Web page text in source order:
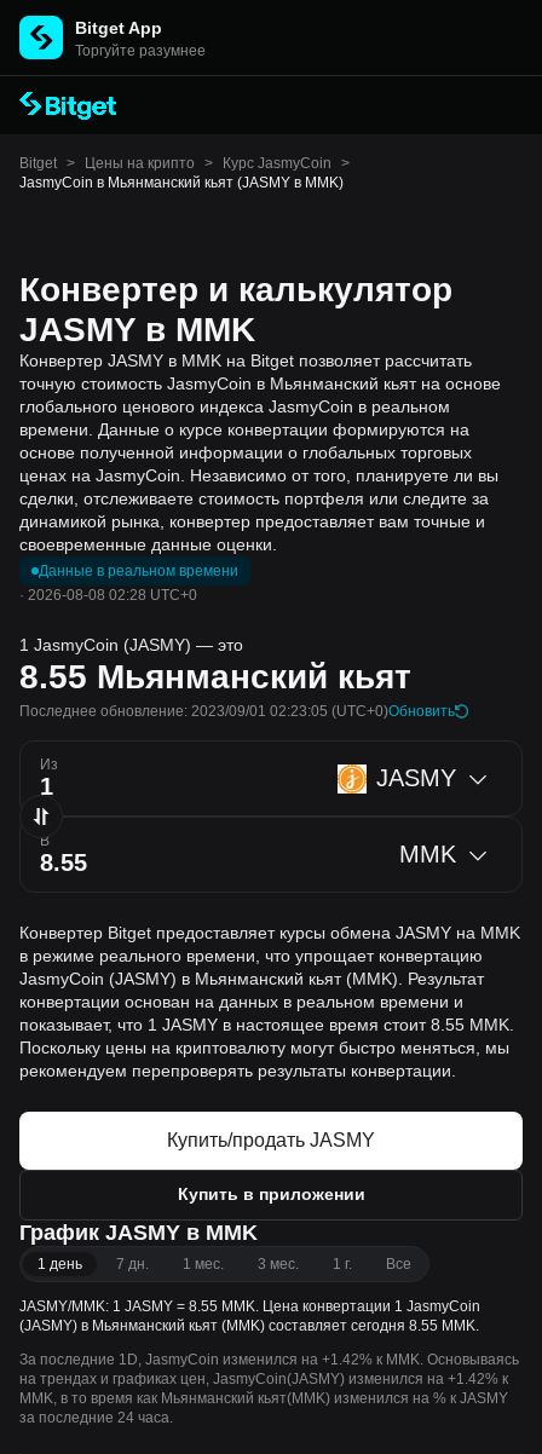
Bitget App
Торгуйте разумнее
Bitget > Цены на крипто > Курс JasmyCoin
>
JasmyCoin в Мьянманский кьят (JASMY в MMK)
Конвертер и калькулятор
JASMY в MMK
Конвертер JASMY в MMK на Bitget позволяет рассчитать
точную стоимость JasmyCoin в Мьянманский кьят на основе
глобального ценового индекса JasmyCoin в реальном
времени. Данные о курсе конвертации формируются на
основе полученной информации о глобальных торговых
ценах на JasmyCoin. Независимо от того, планируете ли вы
сделки, отслеживаете стоимость портфеля или следите за
динамикой рынка, конвертер предоставляет вам точные и
своевременные данные оценки.
Данные в реальном времени
· 2026-08-08 02:28 UTC+0
1 JasmyCoin (JASMY) — это
8.55 Мьянманский кьят
Последнее обновление: 2023/09/01 02:23:05 (UTC+0)Обновить
Из JASMY
В MMK
Конвертер Bitget предоставляет курсы обмена JASMY на MMK
в режиме реального времени, что упрощает конвертацию
JasmyCoin (JASMY) в Мьянманский кьят (MMK). Результат
конвертации основан на данных в реальном времени и
показывает, что 1 JASMY в настоящее время стоит 8.55 MMK.
Поскольку цены на криптовалюту могут быстро меняться, мы
рекомендуем перепроверять результаты конвертации.
Купить/продать JASMY
Купить в приложении
График JASMY в MMK
1 день 7 дн. 1 мес. 3 мес. 1 г. Все
JASMY/MMK: 1 JASMY = 8.55 MMK. Цена конвертации 1 JasmyCoin
(JASMY) в Мьянманский кьят (MMK) составляет сегодня 8.55 MMK.
За последние 1D, JasmyCoin изменился на +1.42% к MMK. Основываясь
на трендах и графиках цен, JasmyCoin(JASMY) изменился на +1.42% к
MMK, в то время как Мьянманский кьят(MMK) изменился на % к JASMY
за последние 24 часа.